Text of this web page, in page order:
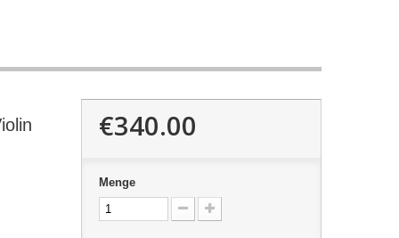
€340.00
Menge